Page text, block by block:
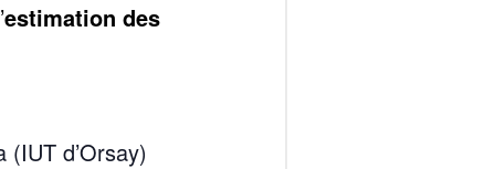
estimation des
d’Orsay)